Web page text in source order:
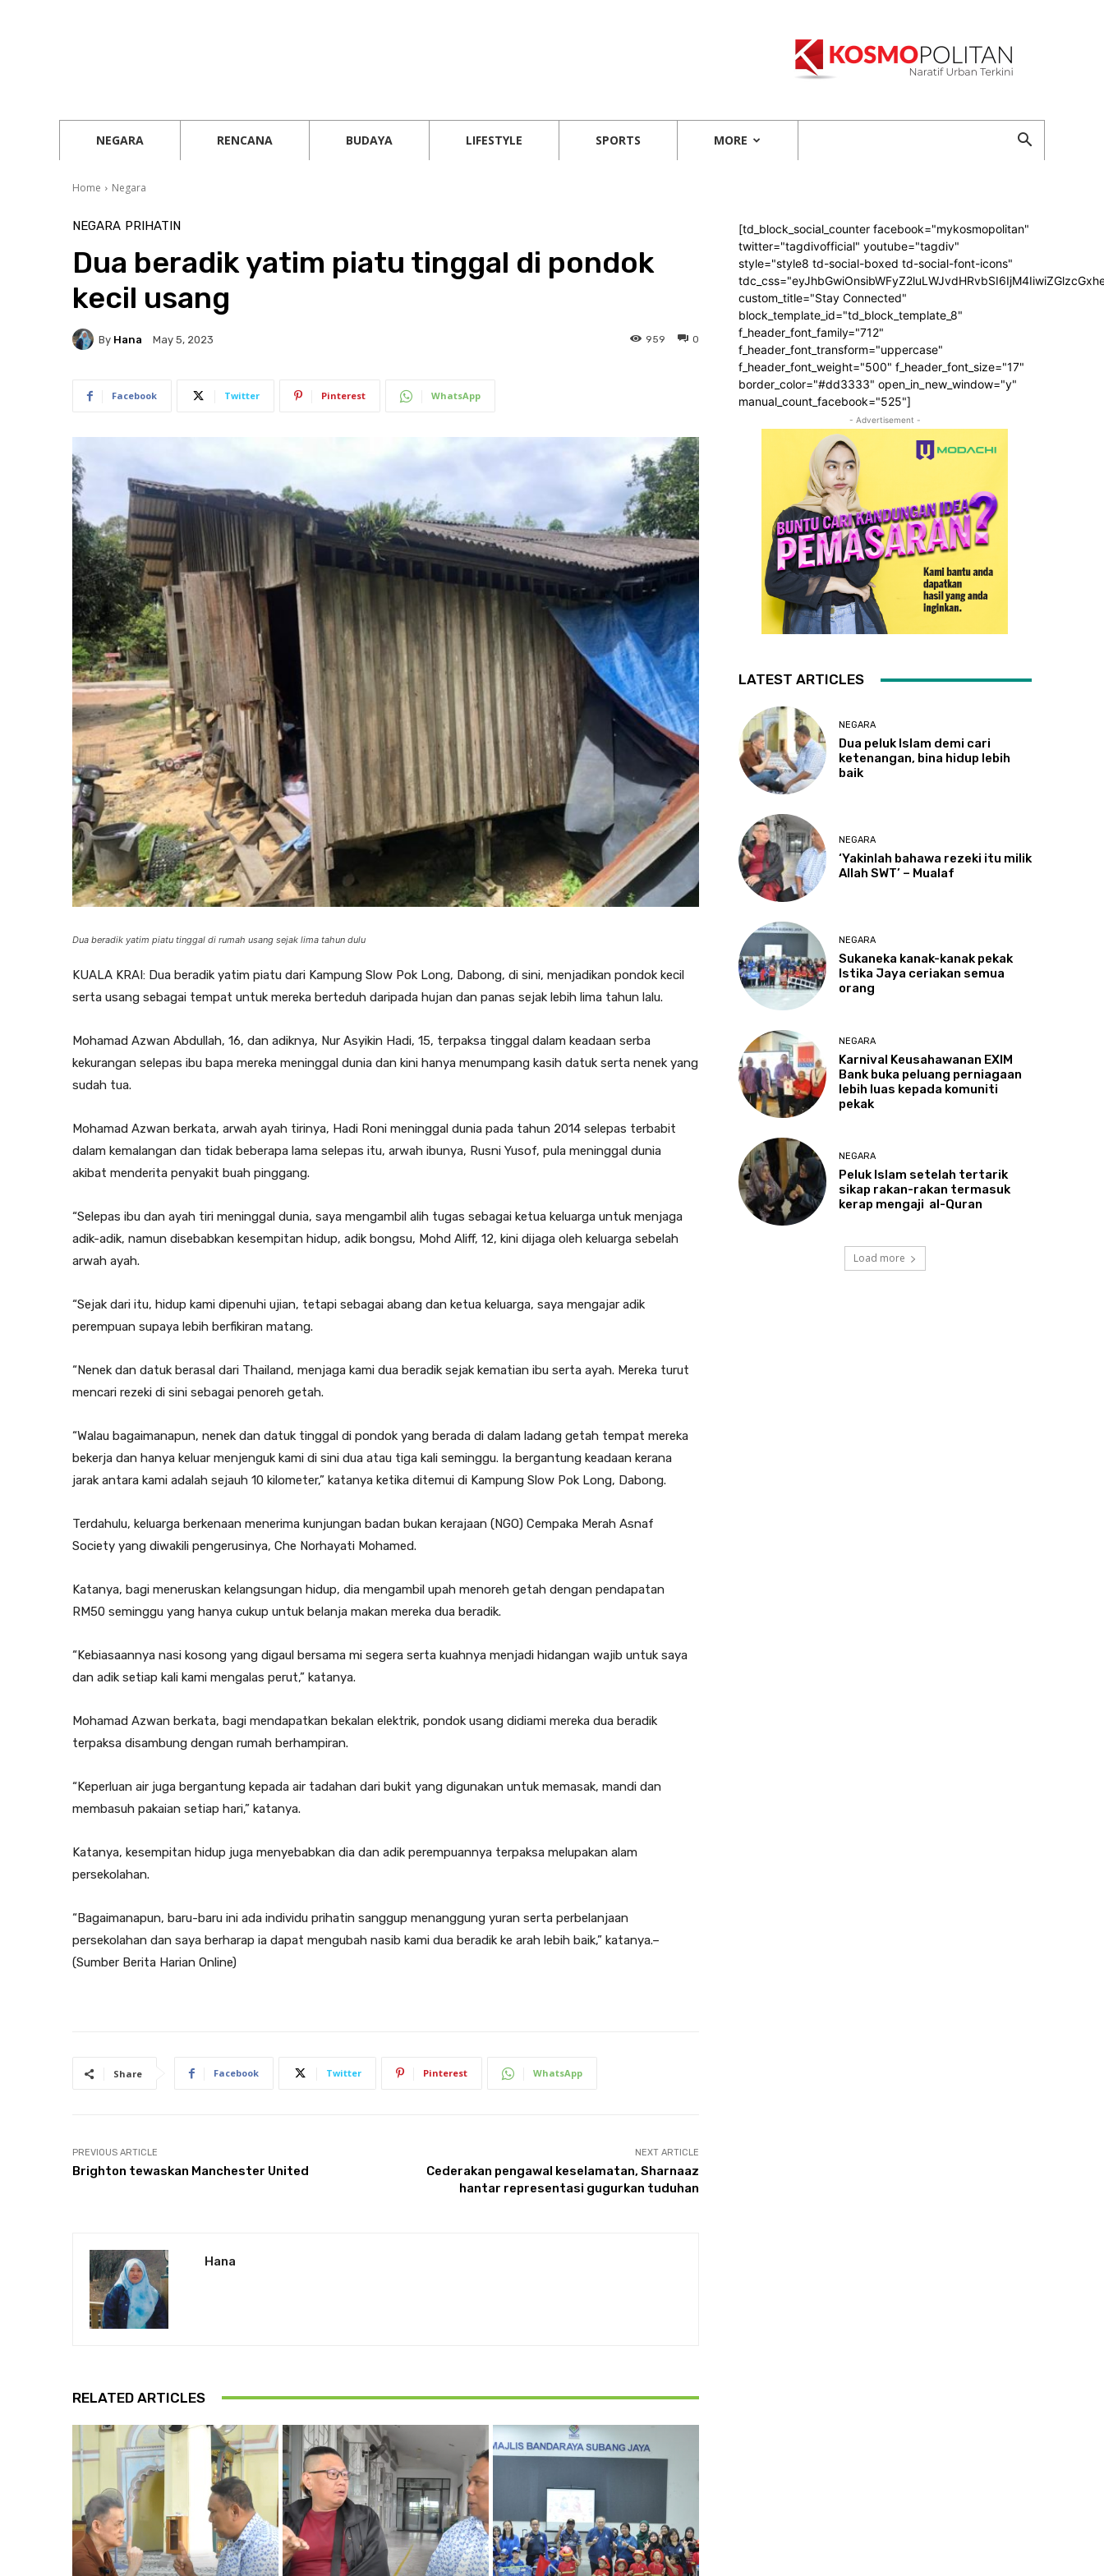
NEGARA RENCANA BUDAYA LIFESTYLE SPORTS MORE
Home Negara
NEGARA PRIHATIN
Dua beradik yatim piatu tinggal di pondok
kecil usang
By Hana May 5, 2023 0
959
Facebook Twitter Pinterest WhatsApp
Dua beradik yatim piatu tinggal di rumah usang sejak lima tahun dulu
KUALA KRAI: Dua beradik yatim piatu dari Kampung Slow Pok Long, Dabong, di sini, menjadikan pondok kecil
serta usang sebagai tempat untuk mereka berteduh daripada hujan dan panas sejak lebih lima tahun lalu.
Mohamad Azwan Abdullah, 16, dan adiknya, Nur Asyikin Hadi, 15, terpaksa tinggal dalam keadaan serba
kekurangan selepas ibu bapa mereka meninggal dunia dan kini hanya menumpang kasih datuk serta nenek yang
sudah tua.
Mohamad Azwan berkata, arwah ayah tirinya, Hadi Roni meninggal dunia pada tahun 2014 selepas terbabit
dalam kemalangan dan tidak beberapa lama selepas itu, arwah ibunya, Rusni Yusof, pula meninggal dunia
akibat menderita penyakit buah pinggang.
“Selepas ibu dan ayah tiri meninggal dunia, saya mengambil alih tugas sebagai ketua keluarga untuk menjaga
adik-adik, namun disebabkan kesempitan hidup, adik bongsu, Mohd Aliff, 12, kini dijaga oleh keluarga sebelah
arwah ayah.
“Sejak dari itu, hidup kami dipenuhi ujian, tetapi sebagai abang dan ketua keluarga, saya mengajar adik
perempuan supaya lebih berfikiran matang.
“Nenek dan datuk berasal dari Thailand, menjaga kami dua beradik sejak kematian ibu serta ayah. Mereka turut
mencari rezeki di sini sebagai penoreh getah.
“Walau bagaimanapun, nenek dan datuk tinggal di pondok yang berada di dalam ladang getah tempat mereka
bekerja dan hanya keluar menjenguk kami di sini dua atau tiga kali seminggu. Ia bergantung keadaan kerana
jarak antara kami adalah sejauh 10 kilometer,” katanya ketika ditemui di Kampung Slow Pok Long, Dabong.
Terdahulu, keluarga berkenaan menerima kunjungan badan bukan kerajaan (NGO) Cempaka Merah Asnaf
Society yang diwakili pengerusinya, Che Norhayati Mohamed.
Katanya, bagi meneruskan kelangsungan hidup, dia mengambil upah menoreh getah dengan pendapatan
RM50 seminggu yang hanya cukup untuk belanja makan mereka dua beradik.
“Kebiasaannya nasi kosong yang digaul bersama mi segera serta kuahnya menjadi hidangan wajib untuk saya
dan adik setiap kali kami mengalas perut,” katanya.
Mohamad Azwan berkata, bagi mendapatkan bekalan elektrik, pondok usang didiami mereka dua beradik
terpaksa disambung dengan rumah berhampiran.
“Keperluan air juga bergantung kepada air tadahan dari bukit yang digunakan untuk memasak, mandi dan
membasuh pakaian setiap hari,” katanya.
Katanya, kesempitan hidup juga menyebabkan dia dan adik perempuannya terpaksa melupakan alam
persekolahan.
“Bagaimanapun, baru-baru ini ada individu prihatin sanggup menanggung yuran serta perbelanjaan
persekolahan dan saya berharap ia dapat mengubah nasib kami dua beradik ke arah lebih baik,” katanya.–
(Sumber Berita Harian Online)
Share Facebook Twitter Pinterest WhatsApp
PREVIOUS ARTICLE
Brighton tewaskan Manchester United
NEXT ARTICLE
Cederakan pengawal keselamatan, Sharnaaz
hantar representasi gugurkan tuduhan
Hana
RELATED ARTICLES
[td_block_social_counter facebook="mykosmopolitan"
twitter="tagdivofficial" youtube="tagdiv"
style="style8 td-social-boxed td-social-font-icons"
custom_title="Stay Connected"
block_template_id="td_block_template_8"
f_header_font_family="712"
f_header_font_transform="uppercase"
f_header_font_weight="500" f_header_font_size="17"
border_color="#dd3333" open_in_new_window="y"
manual_count_facebook="525"]
- Advertisement -
LATEST ARTICLES
NEGARA
Dua peluk Islam demi cari
ketenangan, bina hidup lebih
baik
NEGARA
‘Yakinlah bahawa rezeki itu milik
Allah SWT’ – Mualaf
NEGARA
Sukaneka kanak-kanak pekak
Istika Jaya ceriakan semua
orang
NEGARA
Karnival Keusahawanan EXIM
Bank buka peluang perniagaan
lebih luas kepada komuniti
pekak
NEGARA
PelukIslam setelah tertarik
sikap rakan-rakan termasuk
kerap mengaji al-Quran
Load more